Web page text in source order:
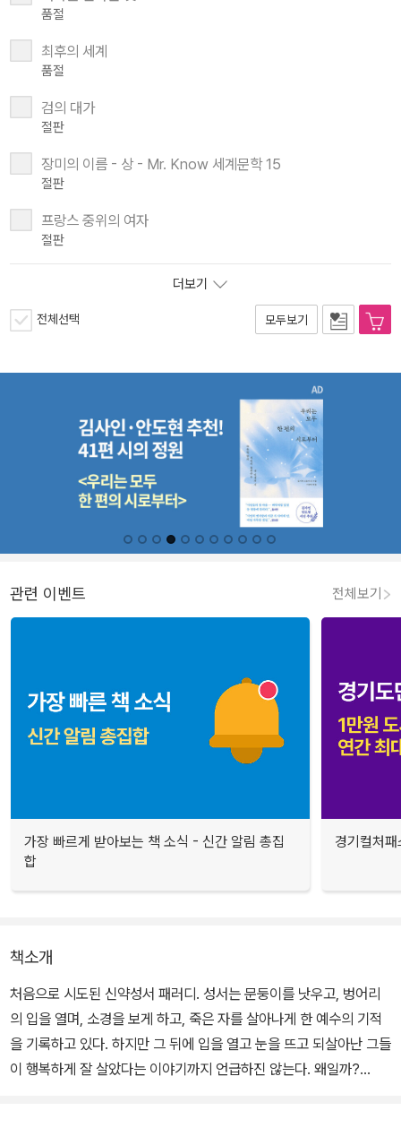
품절
최후의 세계
품절
검의 대가
절판
장미의 이름 - 상 - Mr. Know 세계문학 15
절판
프랑스 중위의 여자
절판
더보기
전체선택 모두보기
관련 이벤트 전체보기
가장 빠르게 받아보는 책 소식 - 신간 알림 총집
합
경기컬처
책소개
처음으로 시도된 신약성서 패러디. 성서는 문둥이를 낫우고, 벙어리
의 입을 열며, 소경을 보게 하고, 죽은 자를 살아나게 한 예수의 기적
을 기록하고 있다. 하지만 그 뒤에 입을 열고 눈을 뜨고 되살아난 그들
이 행복하게 잘 살았다는 이야기까지 언급하진 않는다. 왜일까?